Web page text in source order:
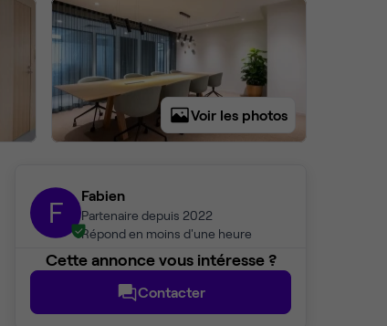
Voir les photos
F Fabien
Partenaire depuis 2022
Répond en moins d'une heure
Cette annonce vous intéresse ?
Contacter